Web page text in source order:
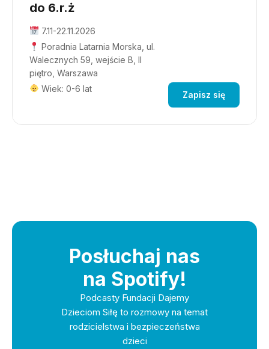
do 6.r.ż
7.11-22.11.2026
Poradnia Latarnia Morska, ul.
Walecznych 59, wejście B, II
piętro, Warszawa
Wiek: 0-6 lat
Zapisz się
Posłuchaj nas
na Spotify!
Podcasty Fundacji Dajemy
Dzieciom Siłę to rozmowy na temat
rodzicielstwa i bezpieczeństwa
dzieci